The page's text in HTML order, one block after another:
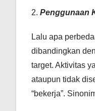
2. Penggunaan
Lalu apa
dibandingkan
target. Aktivitas
ataupun tidak
“bekerja”.